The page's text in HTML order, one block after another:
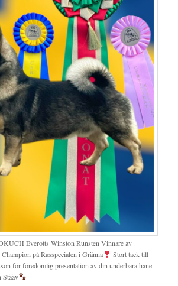
Everotts Winston Runsten Vinnare av
på Rasspecialen i Gränna
Stort tack till
för föredömlig presentation av din underbara hane
Stääv